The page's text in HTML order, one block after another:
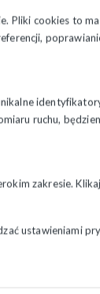
Pliki cookies to
ruchu,
zakresie.
ustawieniami